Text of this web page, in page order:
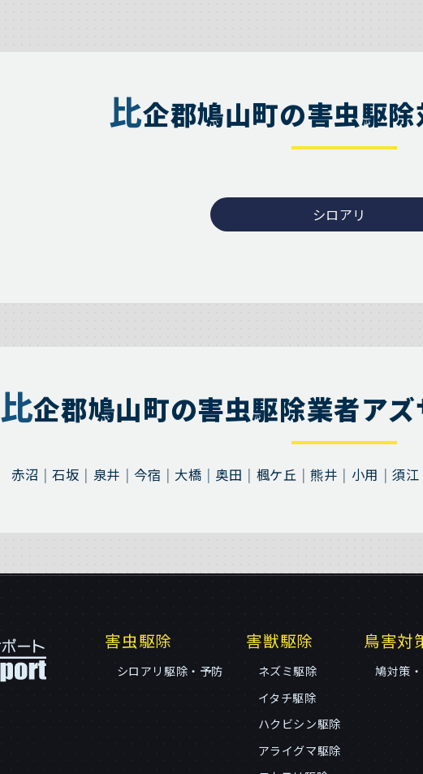
比企郡鳩山町の害虫駆
シロアリ
比企郡鳩山町の害虫駆除業者ア
赤沼 石坂 泉井 今宿 大橋 奥田 楓ケ丘 熊井 小用 須江
害虫駆除
シロアリ駆除・予防
害獣駆除
ネズミ駆除
イタチ駆除
ハクビシン駆除
アライグマ駆除
鳥害対
鳩対策